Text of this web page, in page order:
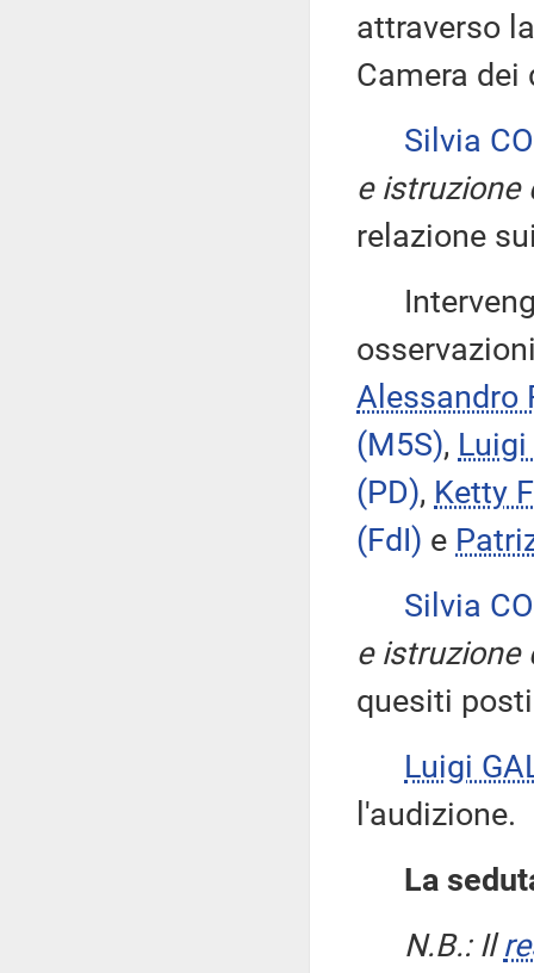
attraverso
Camera
Silvia
e istruzione
relazione
Alessandro
(M5S), Luigi
(PD), Ketty
(FdI) e
Silvia
e istruzione
quesiti
Luigi
l'audizione.
La
N.B.: Il